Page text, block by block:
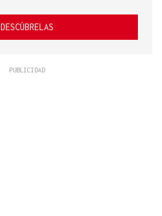
DESCÚBRELAS